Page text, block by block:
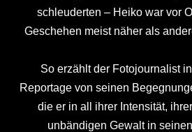
schleuderten – Heiko war vor
Geschehen meist näher als
So erzählt der Fotojournalist
Reportage von seinen
die er in all ihrer Intensität,
unbändigen Gewalt in